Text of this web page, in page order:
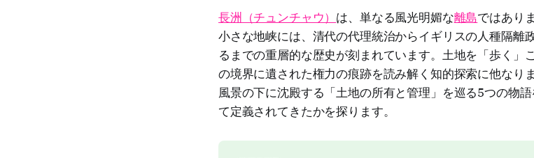
長洲（チュンチャウ） は、単なる風光明媚な離島ではあり
小さな地峡には、清代の代理統治からイギリスの人種隔離
るまでの重層的な歴史が刻まれています。土地を「歩く」
の境界に遺された権力の痕跡を読み解く知的探索に他なり
風景の下に沈殿する「土地の所有と管理」を巡る5つの物
て定義されてきたかを探ります。